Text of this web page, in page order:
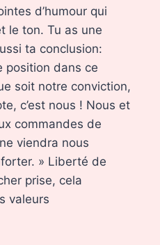
d’humour qui
le ton. Tu as une
ta conclusion:
position dans ce
soit notre conviction,
c’est nous ! Nous et
commandes de
viendra nous
» Liberté de
prise, cela
valeurs